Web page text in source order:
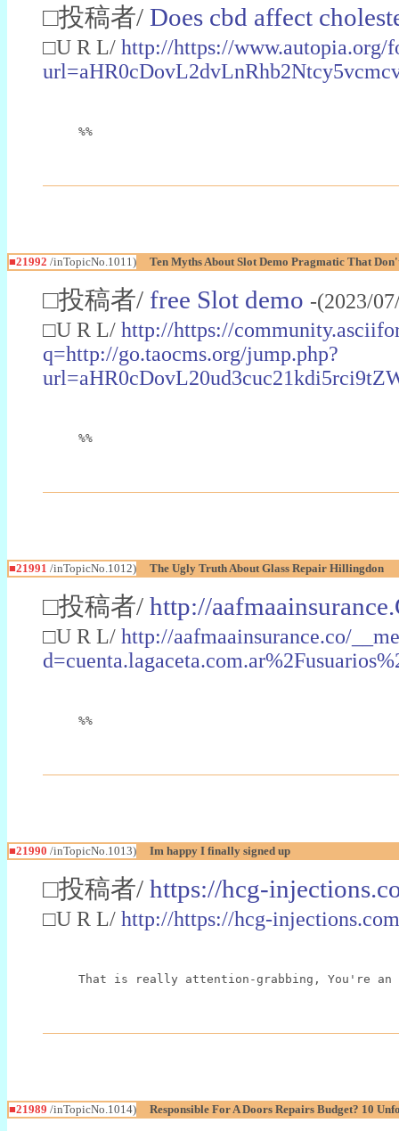
□投稿者/ Does cbd affect
□U R L/ http://https://www.autopia.org/
%%
■21992 /inTopicNo.1011) Ten Myths About Slot Demo Pragmatic That
□投稿者/ free Slot demo -(2023/
□U R L/ http://https://
q=http://go.taocms.org/jump.php?
%%
■21991 /inTopicNo.1012) The Ugly Truth About Glass Repair Hillingdon
□投稿者/ http://
□U R L/ http://aafmaainsurance.co/
%%
■21990 /inTopicNo.1013) Im happy I finally signed up
□投稿者/ https://hcg-
□U R L/ http://https://hcg-
That is really attention-grabbing, You're
■21989 /inTopicNo.1014) Responsible For A Doors Repairs Budget? 10